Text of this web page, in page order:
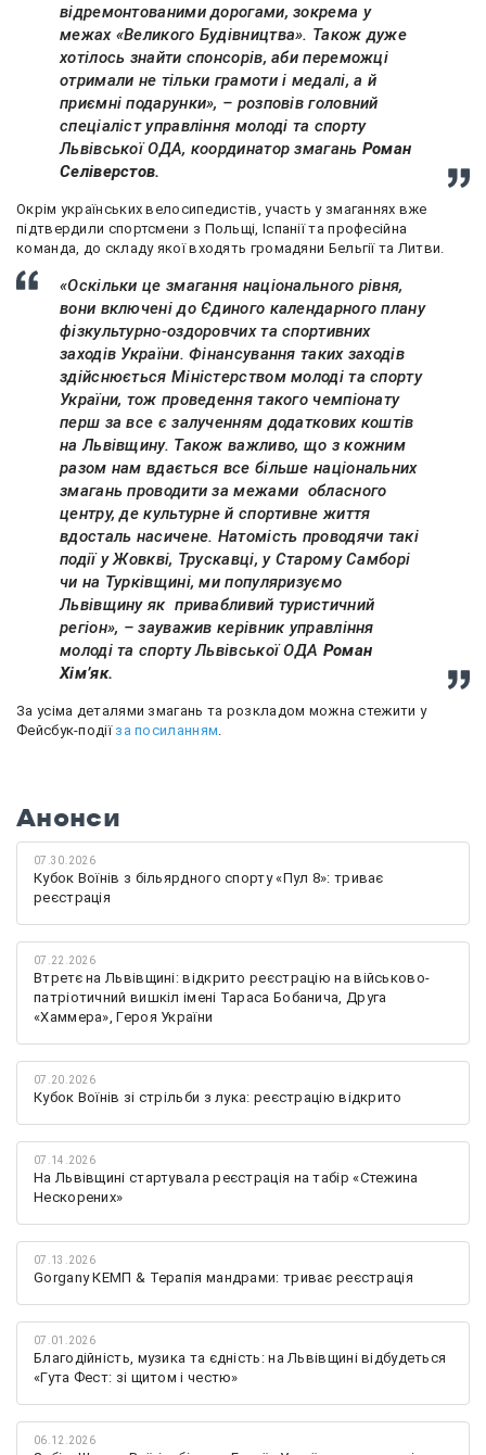
відремонтованими дорогами, зокрема у
межах «Великого Будівництва». Також дуже
хотілось знайти спонсорів, аби переможці
отримали не тільки грамоти і медалі, а й
приємні подарунки», – розповів головний
спеціаліст управління молоді та спорту
Львівської ОДА, координатор змагань Роман
Селіверстов.
Окрім українських велосипедистів, участь у змаганнях вже
підтвердили спортсмени з Польщі, Іспанії та професійна
команда, до складу якої входять громадяни Бельгії та Литви.
«Оскільки це змагання національного рівня,
вони включені до Єдиного календарного плану
фізкультурно-оздоровчих та спортивних
заходів України. Фінансування таких заходів
здійснюється Міністерством молоді та спорту
України, тож проведення такого чемпіонату
перш за все є залученням додаткових коштів
на Львівщину. Також важливо, що з кожним
разом нам вдається все більше національних
змагань проводити за межами обласного
центру, де культурне й спортивне життя
вдосталь насичене. Натомість проводячи такі
події у Жовкві, Трускавці, у Старому Самборі
чи на Турківщині, ми популяризуємо
Львівщину як привабливий туристичний
регіон», – зауважив керівник управління
молоді та спорту Львівської ОДА Роман
Хім’як.
За усіма деталями змагань та розкладом можна стежити у
Фейсбук-події за посиланням
Анонси
07.30.2026
Кубок Воїнів з більярдного спорту «Пул 8»: триває
реєстрація
07.22.2026
Втретє на Львівщині: відкрито реєстрацію на військово-
патріотичний вишкіл імені Тараса Бобанича, Друга
«Хаммера», Героя України
07.20.2026
Кубок Воїнів зі стрільби з лука: реєстрацію відкрито
07.14.2026
На Львівщині стартувала реєстрація на табір «Стежина
Нескорених»
07.13.2026
Gorgany КЕМП & Терапія мандрами: триває реєстрація
07.01.2026
Благодійність, музика та єдність: на Львівщині відбудеться
«Гута Фест: зі щитом і честю»
06.12.2026